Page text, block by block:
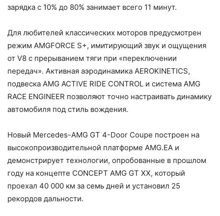
зарядка с 10% до 80% занимает всего 11 минут.
Для любителей классических моторов предусмотрен
режим AMGFORCE S+, имитирующий звук и ощущения
от V8 с прерыванием тяги при «переключении
передач». Активная аэродинамика AEROKINETICS,
подвеска AMG ACTIVE RIDE CONTROL и система AMG
RACE ENGINEER позволяют точно настраивать динамику
автомобиля под стиль вождения.
Новый Mercedes-AMG GT 4-Door Coupe построен на
высокопроизводительной платформе AMG.EA и
демонстрирует технологии, опробованные в прошлом
году на концепте CONCEPT AMG GT XX, который
проехал 40 000 км за семь дней и установил 25
рекордов дальности.